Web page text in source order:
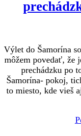
Výlet do Šamorína
môžem povedať, že
prechádzku po
Šamorína- pokoj,
to miesto, kde vieš